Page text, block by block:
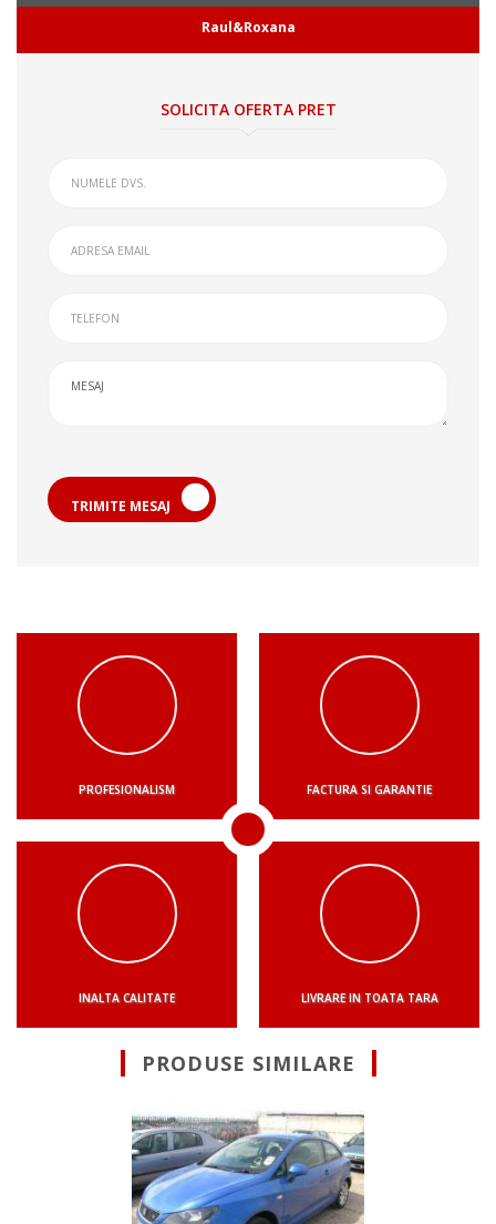
Raul&Roxana
SOLICITA OFERTA PRET
TRIMITE MESAJ
PROFESIONALISM FACTURA SI GARANTIE
INALTA CALITATE LIVRARE IN TOATA TARA
PRODUSE SIMILARE